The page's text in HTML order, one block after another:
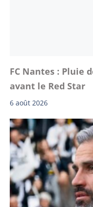
FC Nantes : Pluie
avant le Red Star
6 août 2026